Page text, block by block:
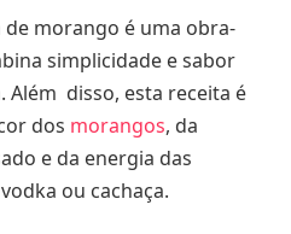
morango é uma obra-
simplicidade e sabor
disso, esta receita é
dos morangos, da
e da energia das
ou cachaça.